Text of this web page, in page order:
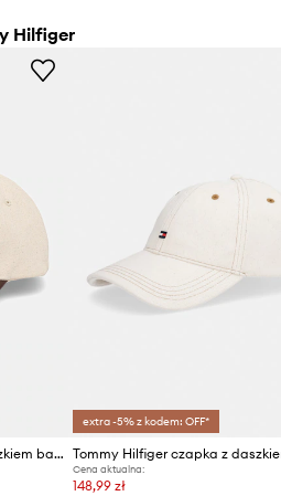
Hilfiger
Tommy Hilfiger czapka z daszkiem bawełniana
extra -5% z kodem: OFF*
Cena aktualna:
148,99 zł